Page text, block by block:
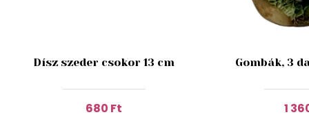
Dísz szeder csokor 13 cm
680 Ft
Gombák, 3
1